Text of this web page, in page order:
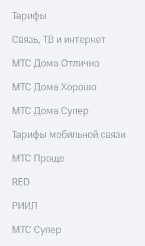
Тарифы
Связь, ТВ и интернет
МТС Дома Отлично
МТС Дома Хорошо
МТС Дома Супер
Тарифы мобильной связи
МТС Проще
RED
РИИЛ
МТС Супер